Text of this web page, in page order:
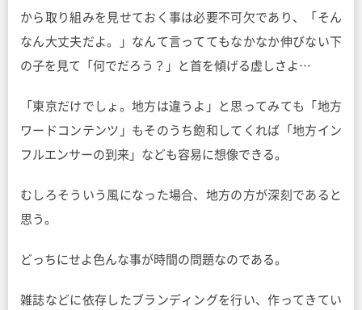
から取り組みを見せておく事は必要不可欠であり、「そん
なん大丈夫だよ。」なんて言っててもなかなか伸びない下
の子を見て「何でだろう？」と首を傾げる虚しさよ…
「東京だけでしょ。地方は違うよ」と思ってみても「地方
ワードコンテンツ」もそのうち飽和してくれば「地方イン
フルエンサーの到来」なども容易に想像できる。
むしろそういう風になった場合、地方の方が深刻であると
思う。
どっちにせよ色んな事が時間の問題なのである。
雑誌などに依存したブランディングを行い、作ってきてい